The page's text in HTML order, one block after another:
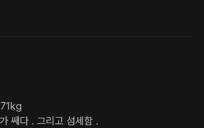
쌔다 . 그리고 섬세함 .